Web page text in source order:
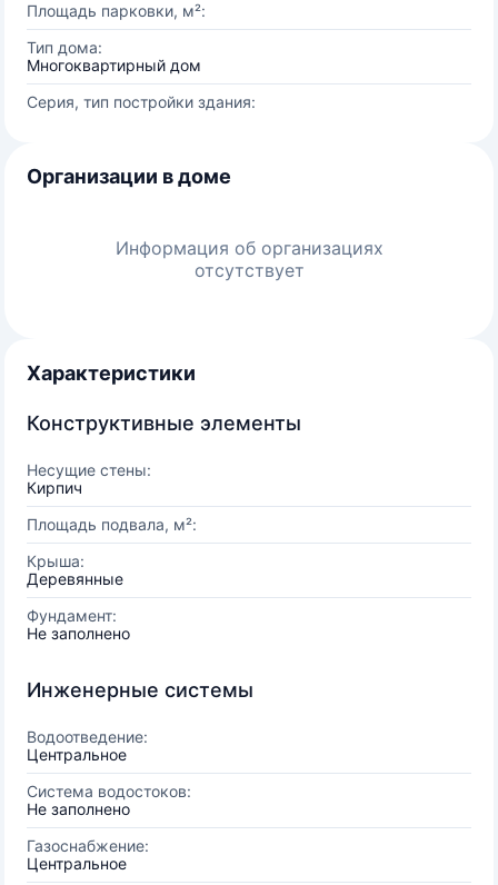
Площадь парковки, м²:
Тип дома:
Многоквартирный дом
Серия, тип постройки здания:
Организации в доме
Информация об организациях
отсутствует
Характеристики
Конструктивные элементы
Несущие стены:
Кирпич
Площадь подвала, м²:
Крыша:
Деревянные
Фундамент:
Не заполнено
Инженерные системы
Водоотведение:
Центральное
Система водостоков:
Не заполнено
Газоснабжение:
Центральное